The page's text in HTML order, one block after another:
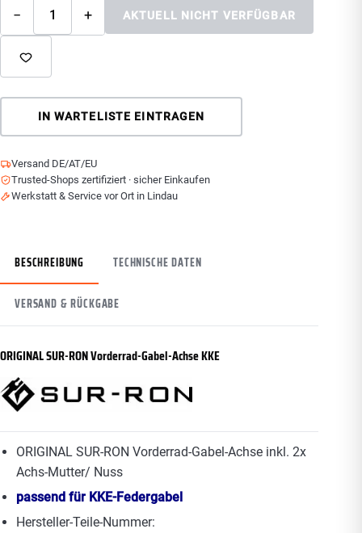
− + AKTUELL NICHT VERFÜGBAR
IN WARTELISTE EINTRAGEN
Versand DE/AT/EU
Trusted-Shops zertifiziert · sicher Einkaufen
Werkstatt & Service vor Ort in Lindau
BESCHREIBUNG TECHNISCHE DATEN
VERSAND & RÜCKGABE
ORIGINAL SUR-RON Vorderrad-Gabel-Achse KKE
ORIGINAL SUR-RON Vorderrad-Gabel-Achse inkl. 2x
Achs-Mutter/ Nuss
passend für KKE-Federgabel
Hersteller-Teile-Nummer: